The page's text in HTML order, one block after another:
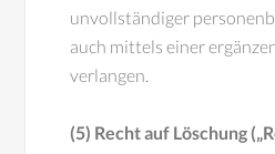
unvollständiger
auch mittels einer
verlangen.
(5) Recht auf Löschung